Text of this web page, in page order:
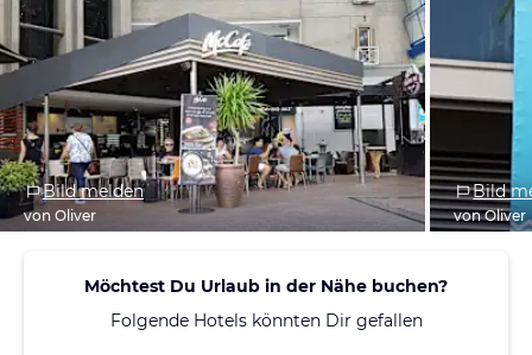
Bild melden
von Oliver
Bild
von Oliver
Möchtest Du Urlaub in der Nähe buchen?
Folgende Hotels könnten Dir gefallen